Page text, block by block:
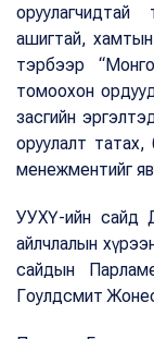
ашигтай, хамтын
тэрбээр
томоохон
засгийн
оруулалт татах,
менежментийг
УУХҮ-ийн сайд
айлчлалын
сайдын
Гоулдсмит